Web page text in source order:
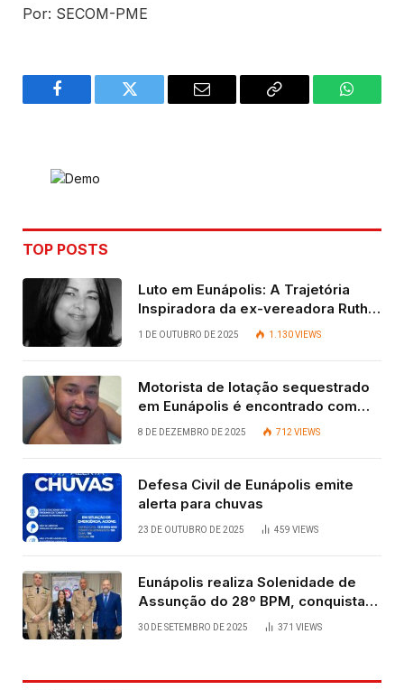
Por: SECOM-PME
Facebook Twitter Email
Copy
TOP POSTS
Luto em Eunápolis: A Trajetória
Inspiradora da ex-vereadora Ruth
Contadora
1 DE OUTUBRO DE 2025 1.130VIEWS
Motorista de lotação sequestrado
em Eunápolis é encontrado com
vida após quatro dias.
8 DE DEZEMBRO DE 2025 712 VIEWS
Defesa Civil de Eunápolis emite
alerta para chuvas
23 DE OUTUBRO DE 2025 459 VIEWS
Eunápolis realiza Solenidade de
Assunção do 28º BPM, conquista
viabilizada por articulação política
30 DE SETEMBRO DE 2025 371 VIEWS